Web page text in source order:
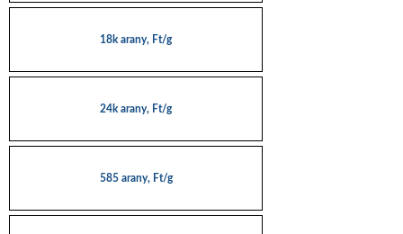
18k arany, Ft/g
24k arany, Ft/g
585 arany, Ft/g